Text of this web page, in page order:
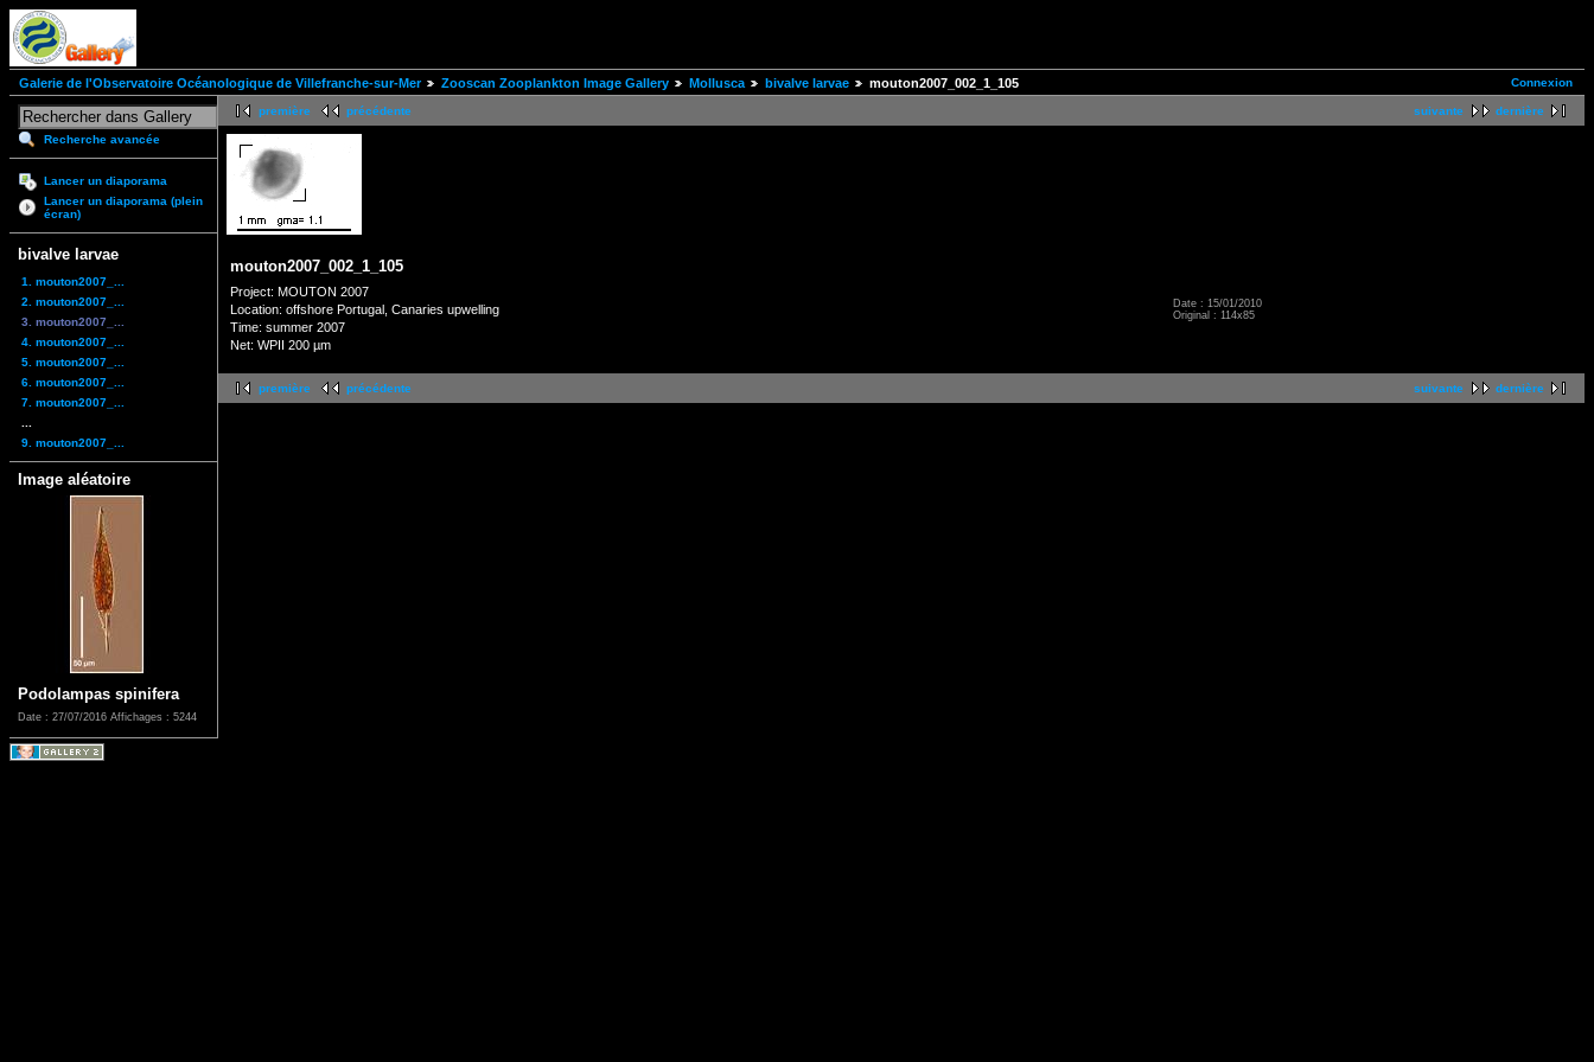
Connexion
Galerie de l'Observatoire Océanologique de Villefranche-sur-Mer Zooscan Zooplankton Image Gallery Mollusca bivalve larvae mouton2007_002_1_105
Recherche avancée
Lancer un diaporama
Lancer un diaporama (plein
écran)
bivalve larvae
1. mouton2007_...
2. mouton2007_...
3. mouton2007_...
4. mouton2007_...
5. mouton2007_...
6. mouton2007_...
7. mouton2007_...
9. mouton2007_...
Image aléatoire
Podolampas spinifera
Date : 27/07/2016 Affichages : 5244
suivante dernière
première précédente
mouton2007_002_1_105
Project: MOUTON 2007
Location: offshore Portugal, Canaries upwelling
Time: summer 2007
Net: WPII 200 µm
Date : 15/01/2010
Original : 114x85
suivante dernière
première précédente